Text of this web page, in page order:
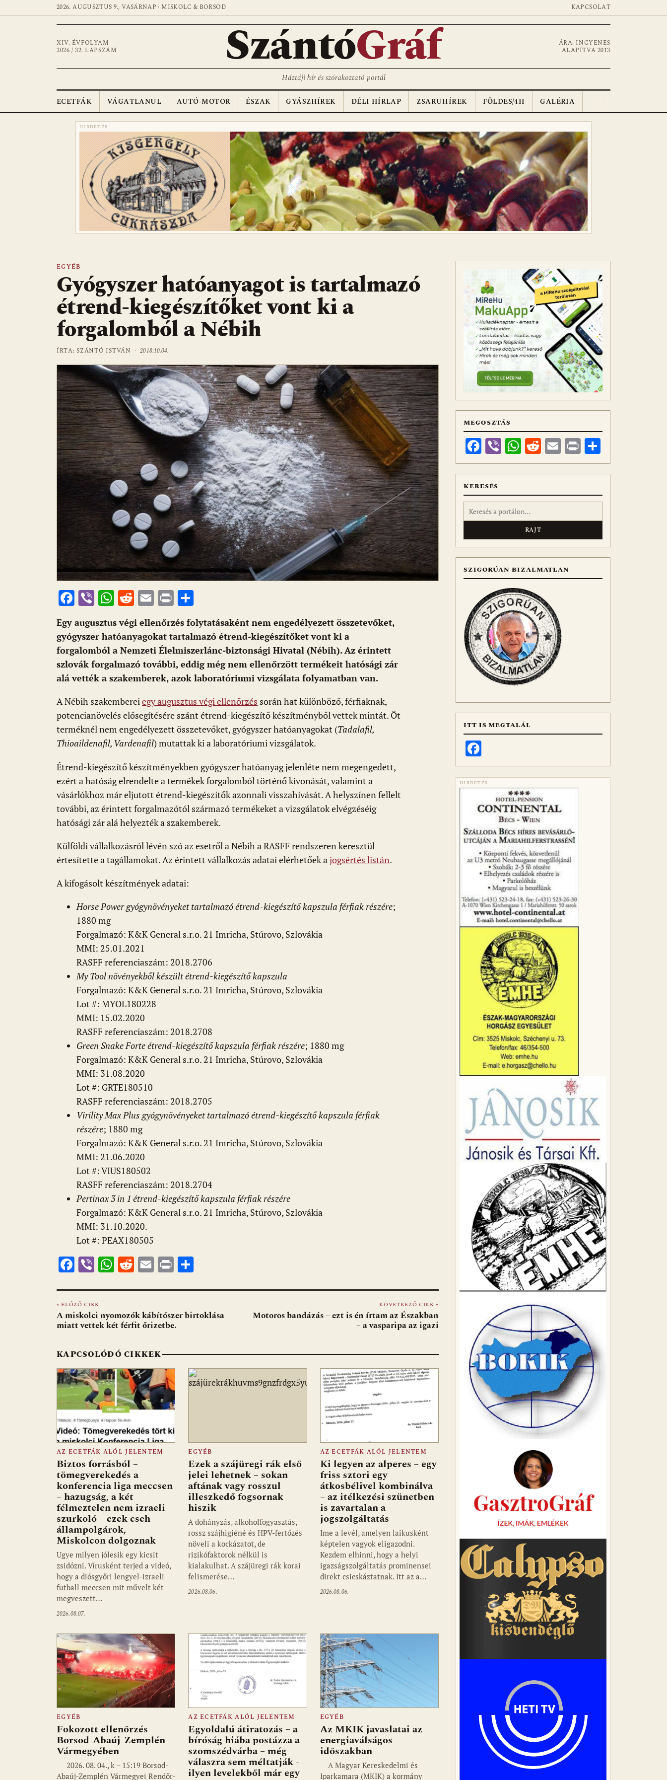
2026. AUGUSZTUS 9., VASÁRNAP · MISKOLC & BORSOD KAPCSOLAT
XIV. ÉVFOLYAM
2026 / 32. LAPSZÁM
SzántóGráf
ÁRA: INGYENES
ALAPÍTVA 2013
Háztáji hír és szórakoztató portál
ECETFÁK VÁGATLANUL AUTÓ-MOTOR ÉSZAK GYÁSZHÍREK DÉLI HÍRLAP ZSARUHÍREK FÖLDES/4H GALÉRIA
HIRDETÉS
EGYÉB
Gyógyszer hatóanyagot is tartalmazó
étrend-kiegészítőket vont ki a
forgalomból a Nébih
ÍRTA: SZÁNTÓ ISTVÁN ·2018.10.04.
F
e
b
o
o
k
Vi
er
W
at
s
A
p
p
R
e
d
di
t
E
m
ai
l
Pr
in
t
ss
za
m
e
g
Egy augusztus végi ellenőrzés folytatásaként nem engedélyezett összetevőket,
gyógyszer hatóanyagokat tartalmazó étrend-kiegészítőket vont ki a
forgalomból a Nemzeti Élelmiszerlánc-biztonsági Hivatal (Nébih). Az érintett
szlovák forgalmazó további, eddig még nem ellenőrzött termékeit hatósági zár
alá vették a szakemberek, azok laboratóriumi vizsgálata folyamatban van.
A Nébih szakembereiegy augusztus végi ellenőrzés során hat különböző, férfiaknak,
potencianövelés elősegítésére szánt étrend-kiegészítő készítményből vettek mintát. Öt
terméknél nem engedélyezett összetevőket, gyógyszer hatóanyagokat (Tadalafil,
Thioaildenafil, Vardenafil) mutattak ki a laboratóriumi vizsgálatok.
Étrend-kiegészítő készítményekben gyógyszer hatóanyag jelenléte nem megengedett,
ezért a hatóság elrendelte a termékek forgalomból történő kivonását, valamint a
vásárlókhoz már eljutott étrend-kiegészítők azonnali visszahívását. A helyszínen fellelt
további, az érintett forgalmazótól származó termékeket a vizsgálatok elvégzéséig
hatósági zár alá helyezték a szakemberek.
Külföldi vállalkozásról lévén szó az esetről a Nébih a RASFF rendszeren keresztül
értesítette a tagállamokat. Az érintett vállalkozás adatai elérhetőek ajogsértés listán.
A kifogásolt készítmények adatai:
Horse Power gyógynövényeket tartalmazó étrend-kiegészítő kapszula férfiak részére;
1880 mg
Forgalmazó: K&K General s.r.o. 21 Imricha, Stúrovo, Szlovákia
MMI: 25.01.2021
RASFF referenciaszám: 2018.2706
My Tool növényekből készült étrend-kiegészítő kapszula
Forgalmazó: K&K General s.r.o. 21 Imricha, Stúrovo, Szlovákia
Lot #: MYOL180228
MMI: 15.02.2020
RASFF referenciaszám: 2018.2708
Green Snake Forte étrend-kiegészítő kapszula férfiak részére; 1880 mg
Forgalmazó: K&K General s.r.o. 21 Imricha, Stúrovo, Szlovákia
MMI: 31.08.2020
Lot #: GRTE180510
RASFF referenciaszám: 2018.2705
Virility Max Plus gyógynövényeket tartalmazó étrend-kiegészítő kapszula férfiak
részére; 1880 mg
Forgalmazó: K&K General s.r.o. 21 Imricha, Stúrovo, Szlovákia
MMI: 21.06.2020
Lot #: VIUS180502
RASFF referenciaszám: 2018.2704
Pertinax 3 in 1 étrend-kiegészítő kapszula férfiak részére
Forgalmazó: K&K General s.r.o. 21 Imricha, Stúrovo, Szlovákia
MMI: 31.10.2020.
Lot #: PEAX180505
F
e
b
o
k
Vi
er
W
at
s
A
p
p
R
d
di
t
E
ai
l
Pr
t za
m
« ELŐZŐ CIKK
A miskolci nyomozók kábítószer birtoklása
miatt vettek két férfit őrizetbe.
KÖVETKEZŐ CIKK »
Motoros bandázás – ezt is én írtam az Északban
– a vasparipa az igazi
KAPCSOLÓDÓ CIKKEK
AZ ECETFÁK ALÓL JELENTEM
Biztos forrásból –
tömegverekedés a
konferencia liga meccsen
– hazugság, a két
félmeztelen nem izraeli
szurkoló – ezek cseh
állampolgárok,
Miskolcon dolgoznak
Ugye milyen jólesik egy kicsit
zsidózni. Vírusként terjed a videó,
hogy a diósgyőri lengyel-izraeli
futball meccsen mit művelt két
megveszett…
2026.08.07.
EGYÉB
Ezek a szájüregi rák első
jelei lehetnek – sokan
aftának vagy rosszul
illeszkedő fogsornak
hiszik
A dohányzás, alkoholfogyasztás,
rossz szájhigiéné és HPV-fertőzés
növeli a kockázatot, de
rizikófaktorok nélkül is
kialakulhat. A szájüregi rák korai
felismerése…
2026.08.06.
AZ ECETFÁK ALÓL JELENTEM
Ki legyen az alperes – egy
friss sztori egy
átkosbélivel kombinálva
– az itélkezési szünetben
is zavartalan a
jogszolgáltatás
Ime a levél, amelyen laikusként
képtelen vagyok eligazodni.
Kezdem elhinni, hogy a helyi
igazságszolgáltatás prominensei
direkt csicskáztatnak. Itt az a…
2026.08.06.
EGYÉB
Fokozott ellenőrzés
Borsod-Abaúj-Zemplén
Vármegyében
2026. 08. 04., k – 15:19 Borsod-
Abaúj-Zemplén Vármegyei Rendőr-
AZ ECETFÁK ALÓL JELENTEM
Egyoldalú átiratozás – a
bíróság hiába postázza a
szomszédvárba – még
válaszra sem méltatják -
ilyen levelekből már egy
EGYÉB
Az MKIK javaslatai az
energiaválságos
időszakban
A Magyar Kereskedelmi és
Iparkamara (MKIK) a kormány
MEGOSZTÁS
Facebook
ViberWhatsApp
Reddit
Email
Print
meg
KERESÉS
Keresés:
SZIGORÚAN BIZALMATLAN
ITT IS MEGTALÁL
HIRDETÉS